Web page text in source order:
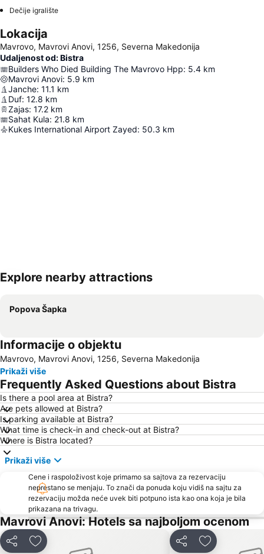
Dečije igralište
Lokacija
Mavrovo, Mavrovi Anovi, 1256, Severna Makedonija
Udaljenost od: Bistra
Builders Who Died Building The Mavrovo Hpp: 5.4 km
Mavrovi Anovi: 5.9 km
Janche: 11.1 km
Duf: 12.8 km
Zajas: 17.2 km
Sahat Kula: 21.8 km
Kukes International Airport Zayed: 50.3 km
Explore nearby attractions
Popova Šapka
Informacije o objektu
Mavrovo, Mavrovi Anovi, 1256, Severna Makedonija
Prikaži više
Frequently Asked Questions about Bistra
Is there a pool area at Bistra?
Are pets allowed at Bistra?
Is parking available at Bistra?
What time is check-in and check-out at Bistra?
Where is Bistra located?
Prikaži više
Cene i raspoloživost koje primamo sa sajtova za rezervaciju
neprestano se menjaju. To znači da ponuda koju vidiš na sajtu za
rezervaciju možda neće uvek biti potpuno ista kao ona koja je bila
prikazana na trivagu.
Mavrovi Anovi: Hotels sa najboljom ocenom
Deli Dodati u favorite Deli Dodati u